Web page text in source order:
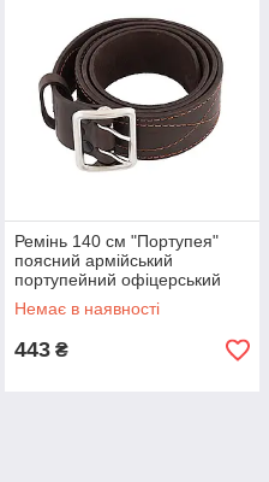
Ремінь 140 см "Портупея"
поясний армійський
портупейний офіцерський
ремінь пояс (шкіряний,
коричневий)
Немає в наявності
443 ₴